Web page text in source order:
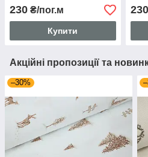
230 ₴/пог.м
Купити
230
Акційні пропозиції та
–30%